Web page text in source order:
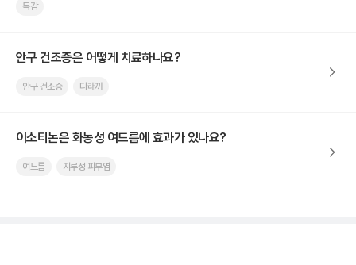
독감
안구 건조증은 어떻게 치료하나요?
안구 건조증 다래끼
이소티논은 화농성 여드름에 효과가 있나요?
여드름 지루성 피부염